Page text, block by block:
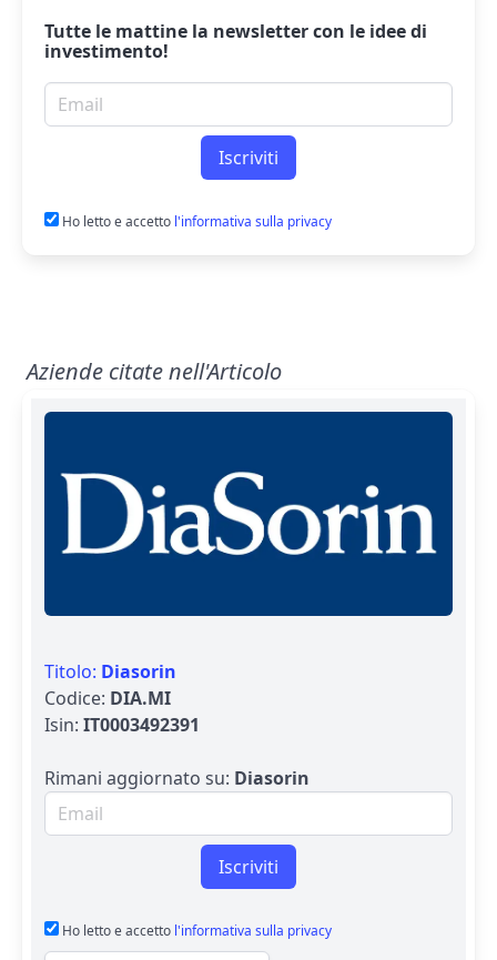
Tutte le mattine la newslettercon le idee di
investimento!
Email per newsletter
Iscriviti
Ho letto e accetto l'informativa sulla privacy
Aziende citate nell'Articolo
Titolo: Diasorin
Codice: DIA.MI
Isin: IT0003492391
Rimani aggiornato su: Diasorin
Email per newsletter
Iscriviti
Ho letto e accetto l'informativa sulla privacy